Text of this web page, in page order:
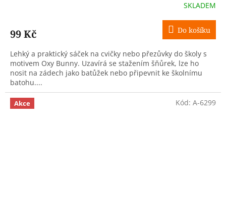
SKLADEM
99 Kč Do košíku
Lehký a praktický sáček na cvičky nebo přezůvky do školy s
motivem Oxy Bunny. Uzavírá se stažením šňůrek, lze ho
nosit na zádech jako batůžek nebo připevnit ke školnímu
batohu....
Akce Kód: A-6299